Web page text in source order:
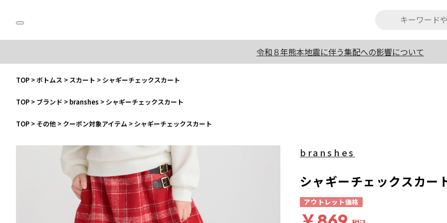
令和８年熊本地震に伴う集配への影響について
TOP >ボトムス > スカート > シャギーチェックスカート
TOP > ブランド > branshes > シャギーチェックスカート
TOP > その他 > クーポン対象アイテム > シャギーチェックスカート
branshes
シャギーチェックスカー
アウトレット価格